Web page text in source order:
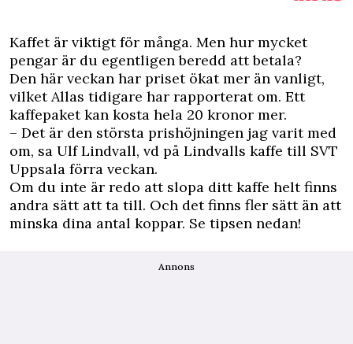
Kaffet är viktigt för många. Men hur mycket
pengar är du egentligen beredd att betala?
Den här veckan har priset ökat mer än vanligt,
vilket Allas tidigare har rapporterat om. Ett
kaffepaket kan kosta hela 20 kronor mer.
– Det är den största prishöjningen jag varit med
om, sa Ulf Lindvall, vd på Lindvalls kaffe till SVT
Uppsala förra veckan.
Om du inte är redo att slopa ditt kaffe helt finns
andra sätt att ta till. Och det finns fler sätt än att
minska dina antal koppar. Se tipsen nedan!
Annons